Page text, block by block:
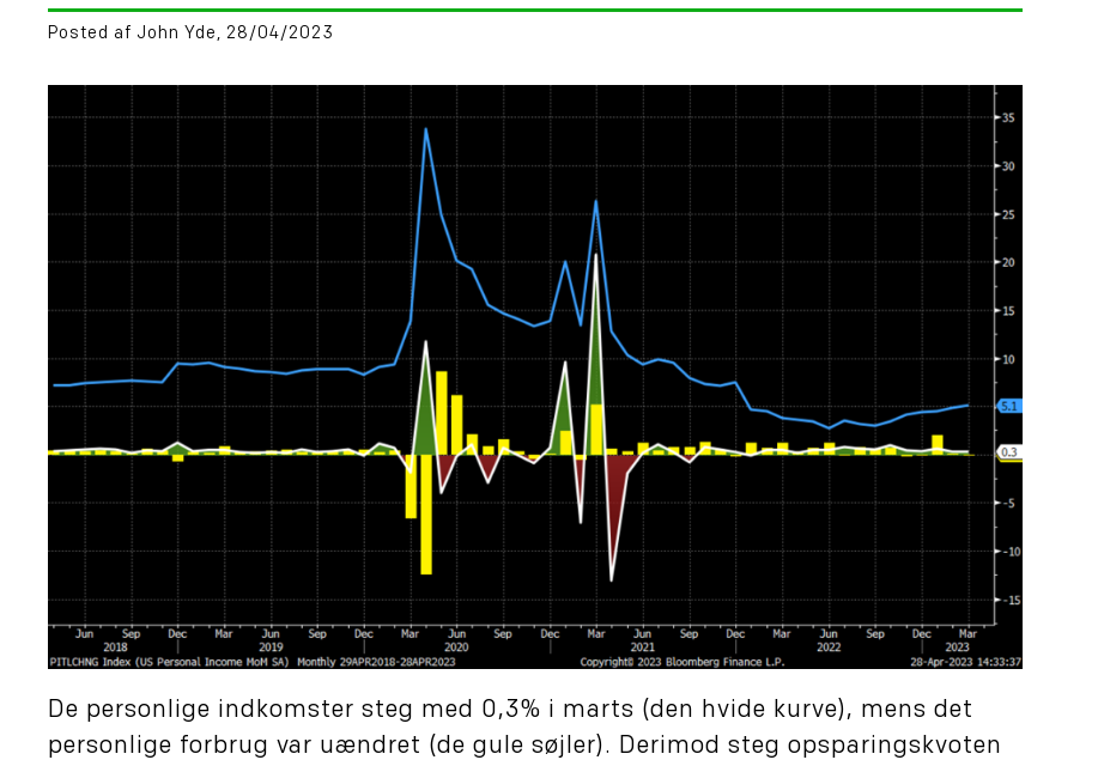
Posted af John Yde, 28/04/2023
De personlige indkomster steg med 0,3% i marts (den hvide kurve), mens det
personlige forbrug var uændret (de gule søjler). Derimod steg opsparingskvoten